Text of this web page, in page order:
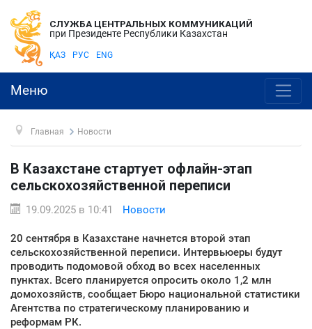
СЛУЖБА ЦЕНТРАЛЬНЫХ КОММУНИКАЦИЙ
при Президенте Республики Казахстан
ҚАЗ РУС ENG
Меню
Главная Новости
В Казахстане стартует офлайн-этап
сельскохозяйственной переписи
19.09.2025 в 10:41 Новости
20 сентября в Казахстане начнется второй этап
сельскохозяйственной переписи. Интервьюеры будут
проводить подомовой обход во всех населенных
пунктах. Всего планируется опросить около 1,2 млн
домохозяйств, сообщает Бюро национальной статистики
Агентства по стратегическому планированию и
реформам РК.